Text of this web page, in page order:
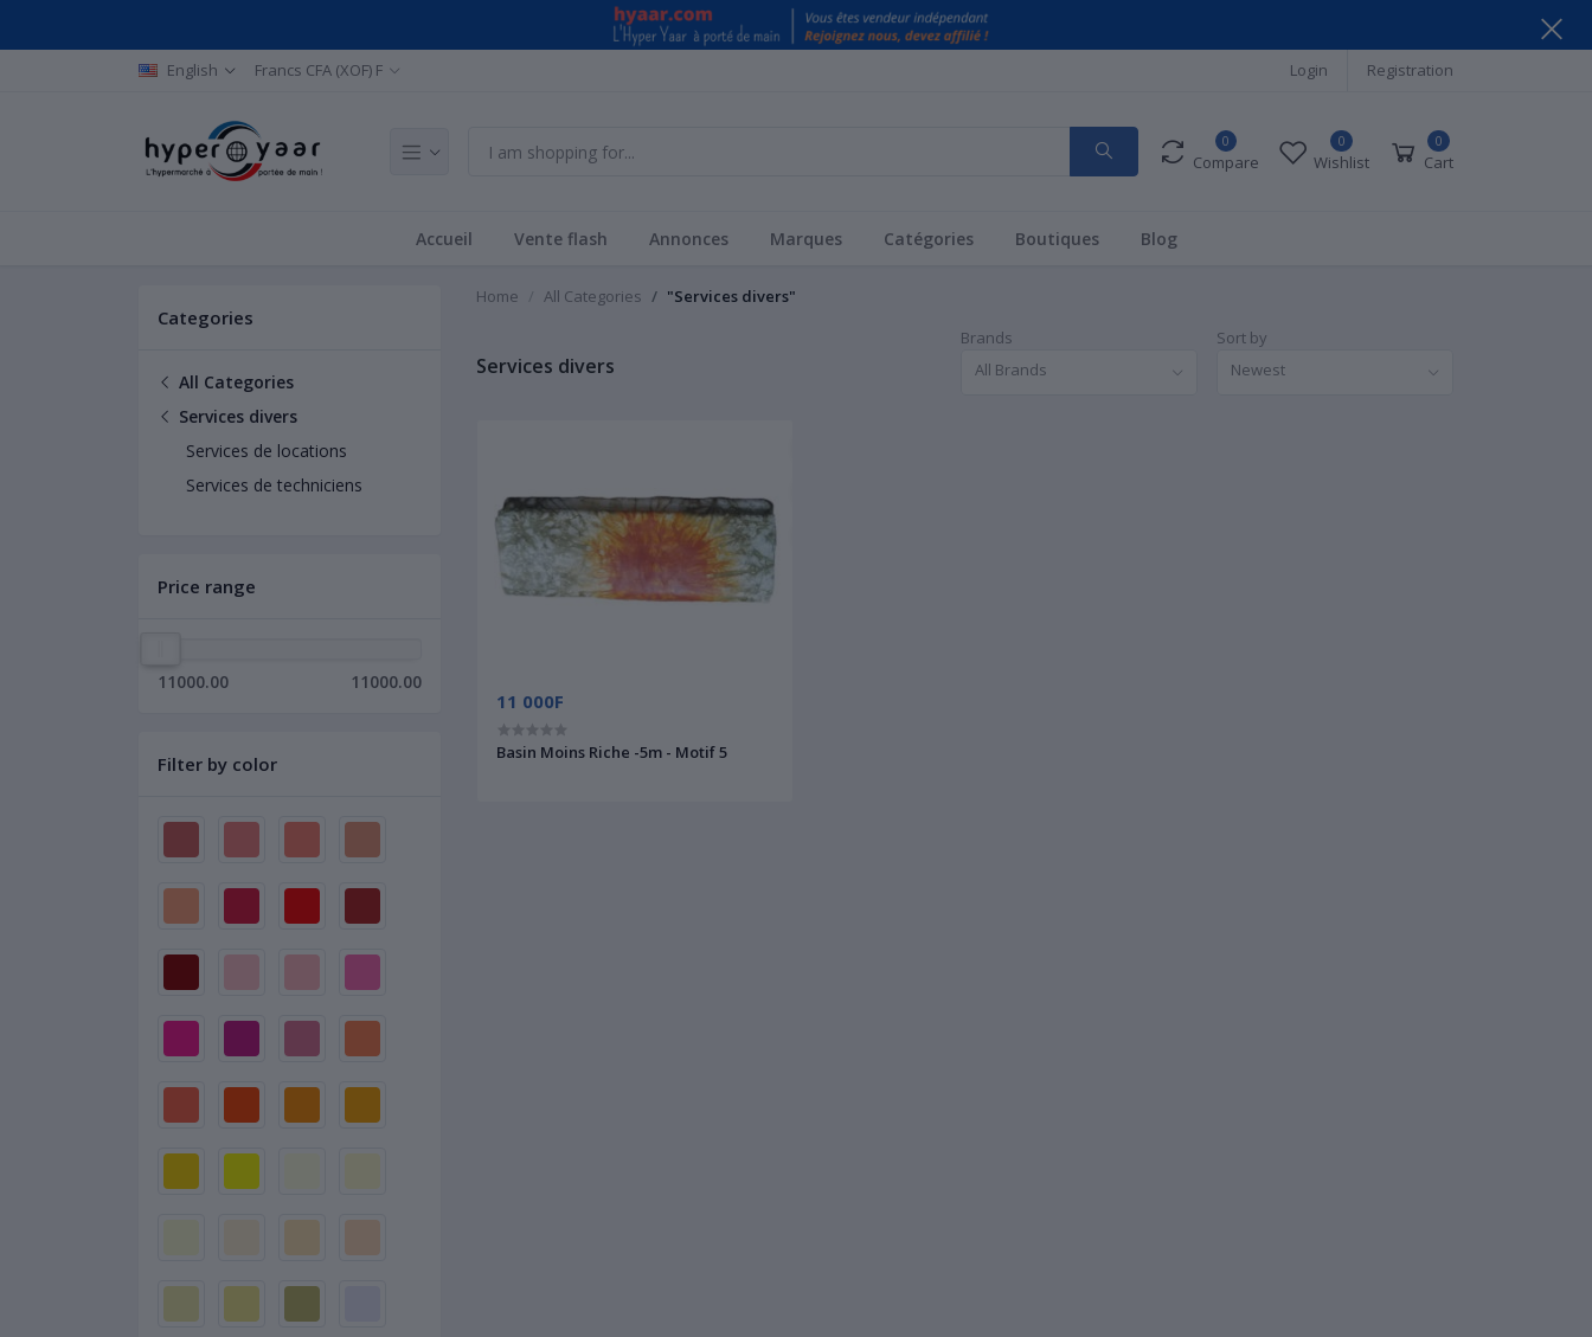
English Francs CFA (XOF) F Login Registration
0
Compare
0
Wishlist
0
Cart
Accueil Vente flash Annonces Marques Catégories Boutiques Blog
Categories
All Categories
Services divers
Services de locations
Services de techniciens
Price range
11000.00 11000.00
Filter by color
Home All Categories "Services divers"
Services divers
Brands
All Brands
Sort by
Newest
11 000F
Basin Moins Riche -5m - Motif 5